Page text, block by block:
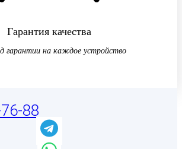
Гарантия качества
гарантии на каждое устройство
88